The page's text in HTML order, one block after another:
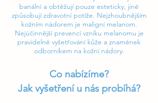
banální a obtěžují pouze esteticky, jiné
způsobují zdravotní potíže. Nejzhoubnějším
kožním nádorem je maligní melanom.
Nejúčinnější prevencí vzniku melanomu je
pravidelné vyšetřování kůže a znamének
odborníkem na kožní nádory.
Co nabízíme?
Jak vyšetření u nás probíhá?